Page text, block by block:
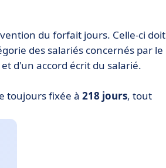
du forfait jours. Celle-ci doit
des salariés concernés par le
d'un accord écrit du salarié.
toujours fixée à 218 jours, tout